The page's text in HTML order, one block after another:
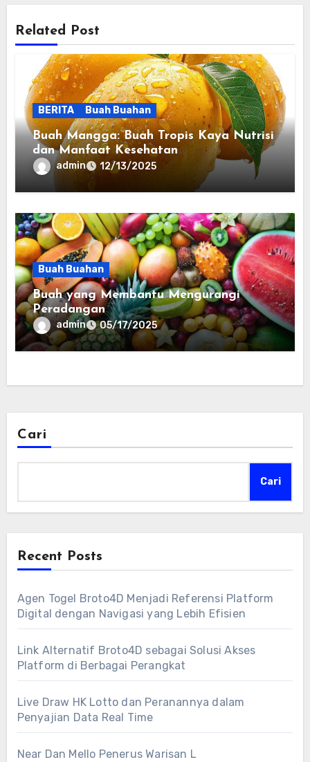
Related Post
BERITA Buah Buahan
Buah Mangga: Buah Tropis Kaya Nutrisi
dan Manfaat Kesehatan
admin 12/13/2025
Buah Buahan
Buah yang Membantu Mengurangi
Peradangan
admin 05/17/2025
Cari
Cari
Recent Posts
Agen Togel Broto4D Menjadi Referensi Platform
Digital dengan Navigasi yang Lebih Efisien
Link Alternatif Broto4D sebagai Solusi Akses
Platform di Berbagai Perangkat
Live Draw HK Lotto dan Peranannya dalam
Penyajian Data Real Time
Near Dan Mello Penerus Warisan L